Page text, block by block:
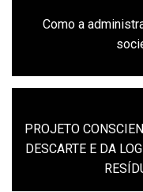
Como a
PROJETO
DESCARTE E DA